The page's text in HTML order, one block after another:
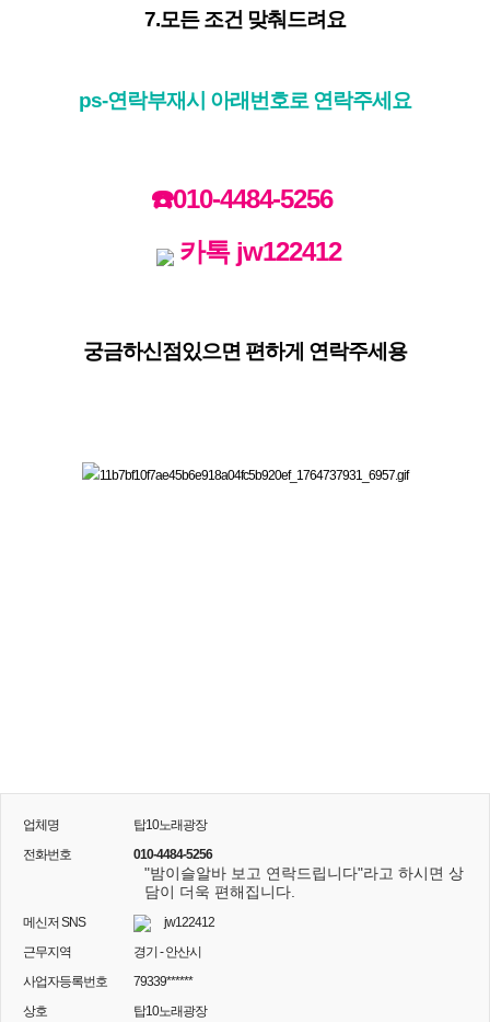
7.모든 조건 맞춰드려요
ps-연락부재시 아래번호로 연락주세요
☎️010-4484-5256
카톡 jw122412
궁금하신점있으면 편하게 연락주세용
업체명
탑10노래광장
전화번호
010-4484-5256
"밤이슬알바 보고 연락드립니다"라고 하시면 상
담이 더욱 편해집니다.
메신저 SNS
jw122412
근무지역
경기 - 안산시
사업자등록번호
79339******
상호
탑10노래광장